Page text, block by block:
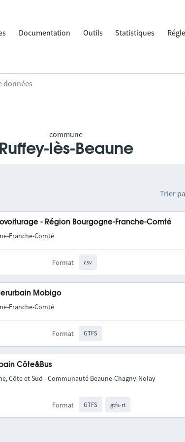
Documentation Outils Statistiques
commune
Ruffey-lès-Beaune
Trier
- Région Bourgogne-Franche-Comté
Franche-Comté
Format csv
Mobigo
Franche-Comté
Format GTFS
Côte&Bus
Côte et Sud - Communauté Beaune-Chagny-Nolay
Format GTFS gtfs-rt